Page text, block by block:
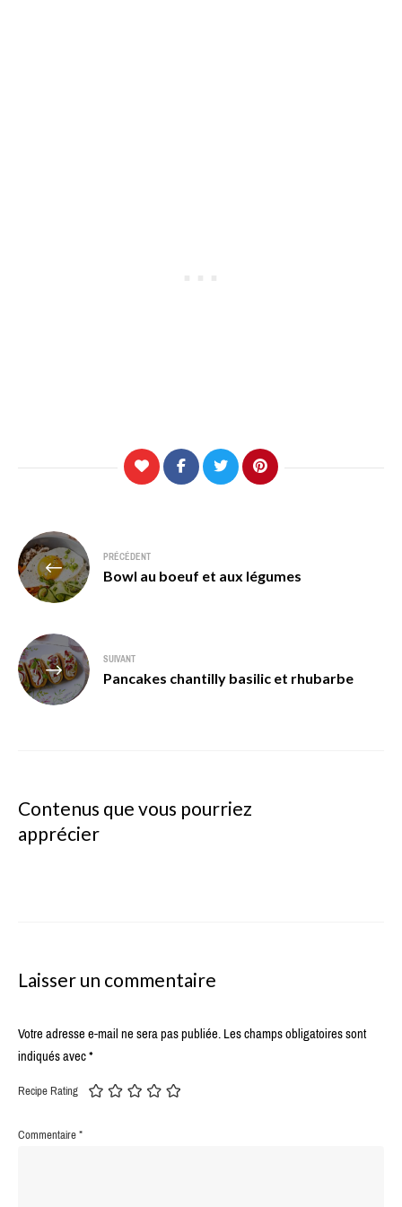
Navigation
de
l’article
PRÉCÉDENT
Bowl au boeuf et aux légumes
SUIVANT
Pancakes chantilly basilic et rhubarbe
Contenus que vous pourriez
apprécier
Laisser un commentaire
Votre adresse e-mail ne sera pas publiée.Les champs obligatoires sont
indiqués avec*
Recipe Rating
Commentaire*